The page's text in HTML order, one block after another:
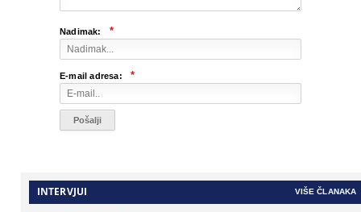
Nadimak: *
E-mail adresa: *
INTERVJUI VIŠE ČLANAKA